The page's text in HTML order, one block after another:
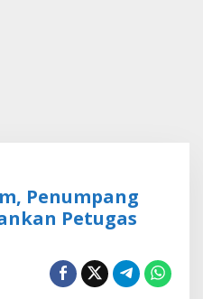
Penumpang
Petugas